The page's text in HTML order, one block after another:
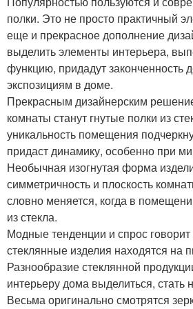
полки. Это не просто практичный
еще и прекрасное дополнение
выделить элементы интерьера,
функцию, придадут законченность
экспозициям в доме.
Прекрасным дизайнерским
комнаты станут гнутые полки из
уникальность помещения
придаст динамику, особенно при
Необычная изогнутая форма
симметричность и плоскость
словно меняется, когда в
из стекла.
Модные тенденции и спрос говорит
стеклянные изделия находятся на
Разнообразие стеклянной
интерьеру дома выделиться,
Весьма оригинально смотрятся